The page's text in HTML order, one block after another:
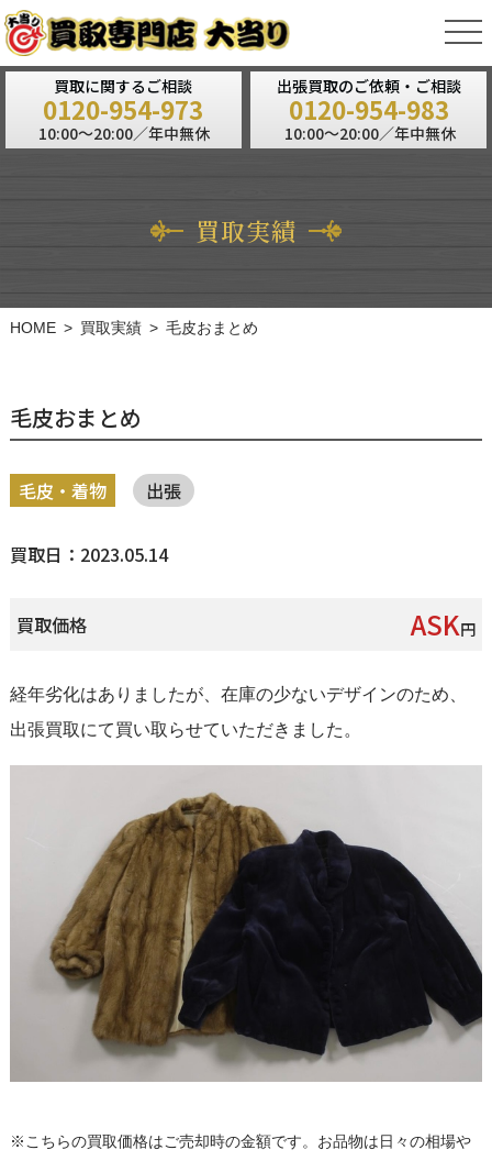
買取に関するご相談
0120-954-973
10:00～20:00／年中無休
出張買取のご依頼・ご相談
0120-954-983
10:00～20:00／年中無休
買取実績
HOME 買取実績 毛皮おまとめ
毛皮おまとめ
毛皮・着物 出張
買取日：2023.05.14
買取価格 ASK円
経年劣化はありましたが、在庫の少ないデザインのため、
出張買取にて買い取らせていただきました。
※こちらの買取価格はご売却時の金額です。お品物は日々の相場や